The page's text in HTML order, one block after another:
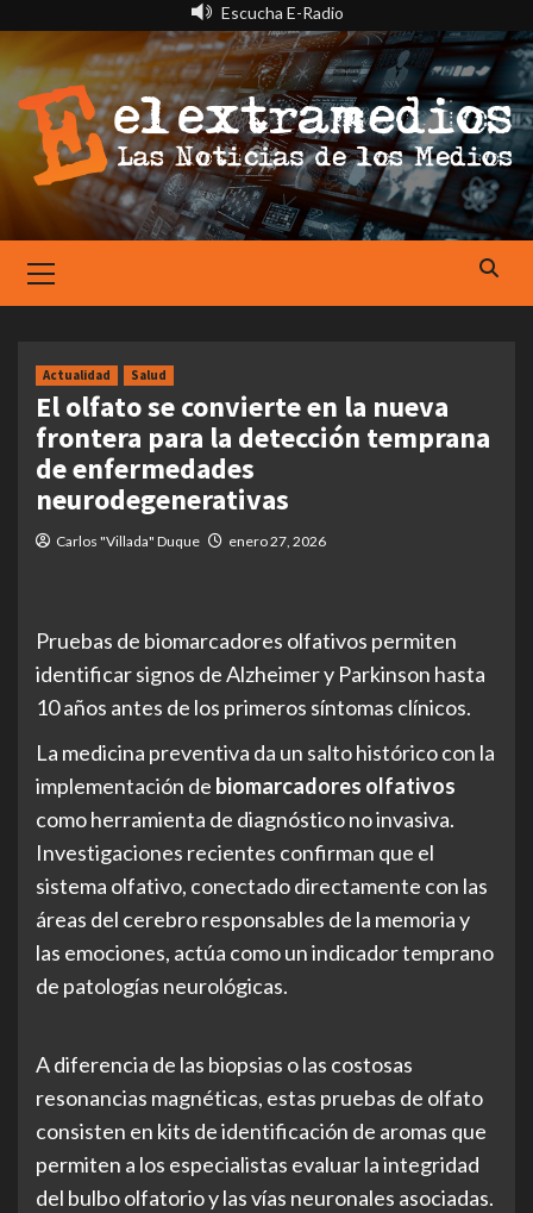
contenido
Escucha E-Radio
Menu
Actualidad Salud
El olfato se convierte en la nueva
frontera para la detección temprana
de enfermedades
neurodegenerativas
Carlos "Villada" Duque enero 27, 2026
Pruebas de biomarcadores olfativos permiten
identificar signos de Alzheimer y Parkinson hasta
10 años antes de los primeros síntomas clínicos.
La medicina preventiva da un salto histórico con la
implementación de biomarcadores olfativos
como herramienta de diagnóstico no invasiva.
Investigaciones recientes confirman que el
sistema olfativo, conectado directamente con las
áreas del cerebro responsables de la memoria y
las emociones, actúa como un indicador temprano
de patologías neurológicas.
A diferencia de las biopsias o las costosas
resonancias magnéticas, estas pruebas de olfato
consisten en kits de identificación de aromas que
permiten a los especialistas evaluar la integridad
del bulbo olfatorio y las vías neuronales asociadas.